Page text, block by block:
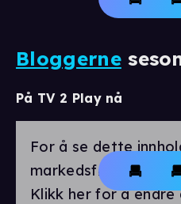
Bloggerne
På TV 2 Play nå
For å se dette
markedsførings-
Klikk her for å endre